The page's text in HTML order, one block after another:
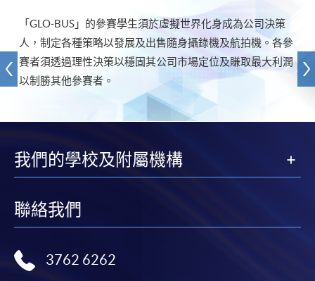
「GLO-BUS」的參賽學生須於虛擬世界化身成為公司決策
人，制定各種策略以發展及出售隨身攝錄機及航拍機。各參
賽者須透過理性決策以穩固其公司市場定位及賺取最大利潤
以制勝其他參賽者。
我們的學校及附屬機構
聯絡我們
3762 6262